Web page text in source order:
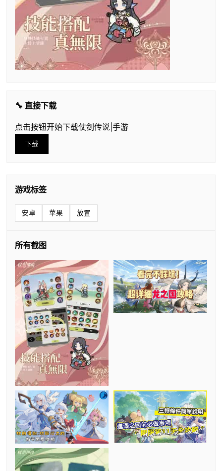
🔧 直接下载
点击按钮开始下载仗剑传说|手游
下载
游戏标签
安卓 苹果 放置
所有截图